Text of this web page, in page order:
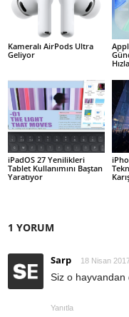
Kameralı AirPods Ultra
Geliyor
iPadOS 27 Yenilikleri
Tablet Kullanımını Baştan
Yaratıyor
1 YORUM
Sarp 18 Nisan
Siz o hayvandan
Yanıtla